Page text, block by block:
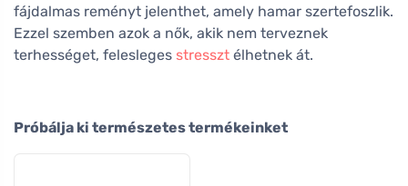
fájdalmas reményt jelenthet, amely hamar szertefoszlik.
Ezzel szemben azok a nők, akik nem terveznek
terhességet, felesleges stresszt élhetnek át.
Próbálja ki természetes termékeinket